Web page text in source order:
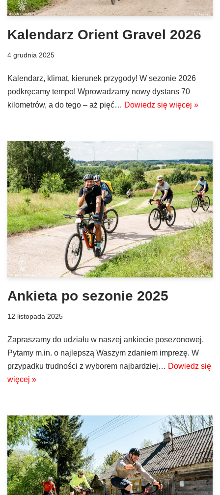
Kalendarz Orient Gravel 2026
4 grudnia 2025
Kalendarz, klimat, kierunek przygody! W sezonie 2026
podkręcamy tempo! Wprowadzamy nowy dystans 70
kilometrów, a do tego – aż pięć… Dowiedz się więcej »
Ankieta po sezonie 2025
12 listopada 2025
Zapraszamy do udziału w naszej ankiecie posezonowej.
Pytamy m.in. o najlepszą Waszym zdaniem imprezę. W
przypadku trudności z wyborem najbardziej… Dowiedz się
więcej »